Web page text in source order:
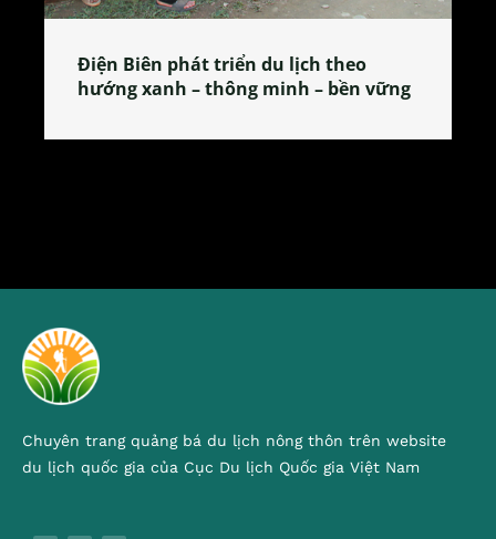
Làng làm bánh tẻ Phú Nhi – nơi lan
tỏa đặc sản xứ Đoài
Chuyên trang quảng bá du lịch nông thôn trên website
du lịch quốc gia của Cục Du lịch Quốc gia Việt Nam